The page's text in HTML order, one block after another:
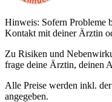
Hinweis: Sofern Probleme
Kontakt mit deiner Ärztin
Zu Risiken und
frage deine Ärztin, deinen
Alle Preise werden inkl.
angegeben.